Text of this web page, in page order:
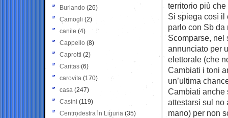
territorio più
Si spiega così il
parlo con Sb da
Scomparse, nel
annunciato per
elettorale (che
Cambiati i toni
un’ultima
Cambiati anche
attestarsi sul no
mano) per non
Burlando (26)
Camogli (2)
canile (4)
Cappello (8)
Caprotti (2)
Caritas (6)
carovita (170)
casa (247)
Casini (119)
Centrodestra in Liguria (35)